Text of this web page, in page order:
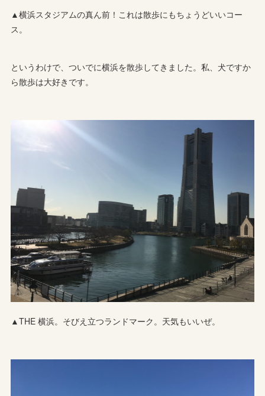
▲横浜スタジアムの真ん前！これは散歩にもちょうどいいコー
ス。
というわけで、ついでに横浜を散歩してきました。私、犬ですか
ら散歩は大好きです。
▲THE 横浜。そびえ立つランドマーク。天気もいいぜ。